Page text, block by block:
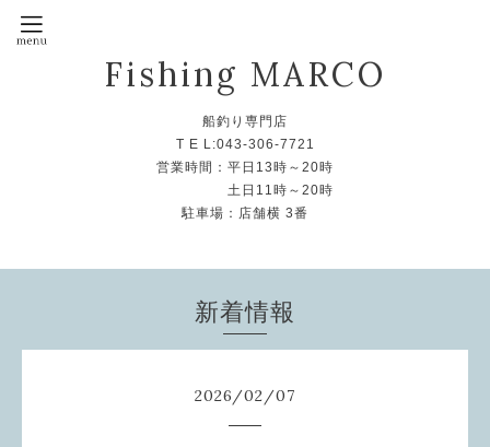
Fishing MARCO
船釣り専門店
T E L:043-306-7721
営業時間：平日13時～20時
土日11時～20時
駐車場：店舗横 3番
新着情報
2026/02/07